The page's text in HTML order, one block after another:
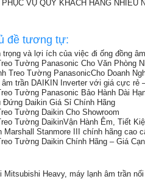
VỤ QUÝ KHÁCH HÀNG NHIỀU
đề tương tự:
trọng và lợi ích của việc đi ống đồng
Tường Panasonic Cho Văn Phòng
Treo Tường PanasonicCho Doanh
âm trần DAIKIN Inverter với giá cực rẻ
Tường Panasonic Bảo Hành Dài
Daikin Giá Sỉ Chính Hãng
Tường Daikin Cho Showroom
Tường DaikinVận Hành Êm, Tiết
Marshall Stanmore III chính hãng cao
Tường Daikin Chính Hãng – Giá
Mitsubishi Heavy, máy lạnh âm trần